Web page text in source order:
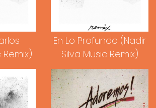
En Lo Profundo (Nadir
Silva Music Remix)